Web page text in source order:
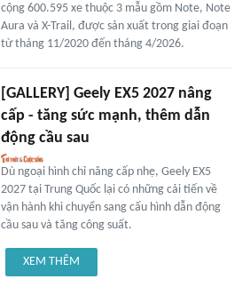
cộng 600.595 xe thuộc 3 mẫu gồm Note, Note
Aura và X-Trail, được sản xuất trong giai đoạn
từ tháng 11/2020 đến tháng 4/2026.
[GALLERY] Geely EX5 2027 nâng
cấp - tăng sức mạnh, thêm dẫn
động cầu sau
Dù ngoại hình chỉ nâng cấp nhẹ, Geely EX5
2027 tại Trung Quốc lại có những cải tiến về
vận hành khi chuyển sang cấu hình dẫn động
cầu sau và tăng công suất.
XEM THÊM